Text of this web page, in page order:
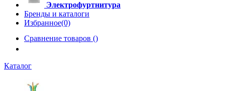
Электрофуртнитура
Бренды и каталоги
Избранное(0)
Сравнение товаров ()
Каталог